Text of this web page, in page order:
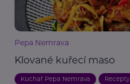
Pepa Nemrava
Klované kuřecí maso
Kuchař Pepa Nemrava Recepty